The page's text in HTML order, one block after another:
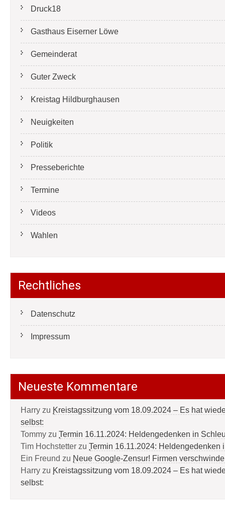
Druck18
Gasthaus Eiserner Löwe
Gemeinderat
Guter Zweck
Kreistag Hildburghausen
Neuigkeiten
Politik
Presseberichte
Termine
Videos
Wahlen
Rechtliches
Datenschutz
Impressum
Neueste Kommentare
Harry zu Kreistagssitzung vom 18.09.2024 – Es hat
selbst:
Tommy zu Termin 16.11.2024: Heldengedenken in
Tim Hochstetter zu Termin 16.11.2024: Heldengedenken
Ein Freund zu Neue Google-Zensur! Firmen
Harry zu Kreistagssitzung vom 18.09.2024 – Es hat
selbst: